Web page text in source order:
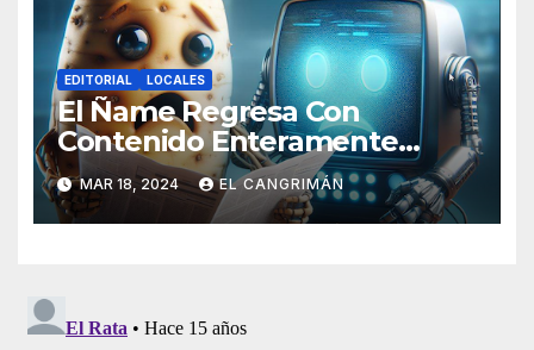
EDITORIAL LOCALES
El Ñame Regresa Con
Contenido Enteramente
Generado Por Inteligencia
Artificial
MAR 18, 2024 EL CANGRIMÁN